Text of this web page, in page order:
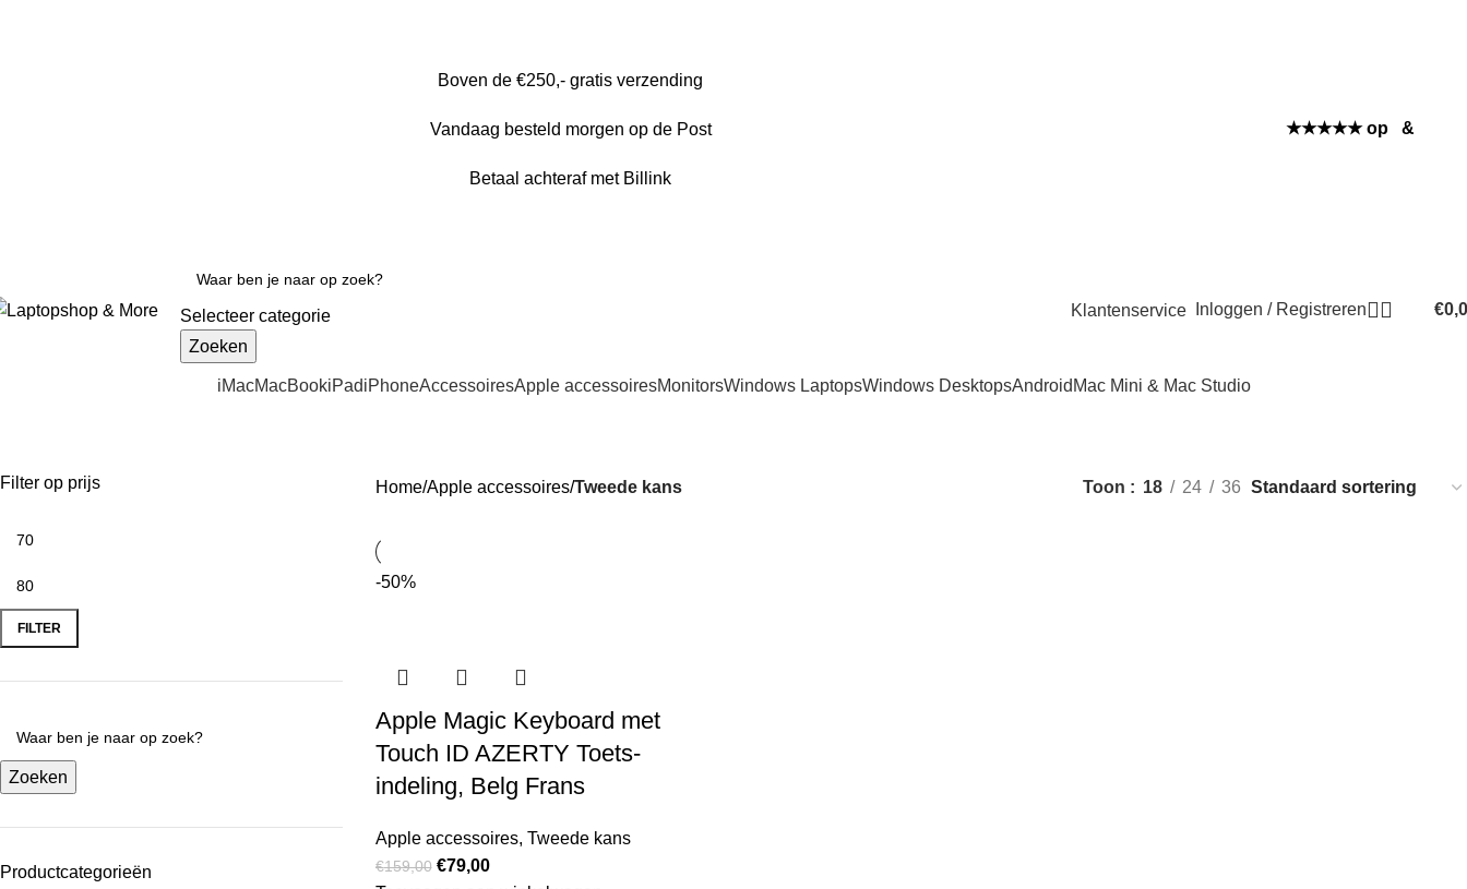
Boven de €250,- gratis verzending
Vandaag besteld morgen op de Post
Betaal achteraf met Billink
★★★★★ op &
Selecteer categorie
Zoeken
Klantenservice Inloggen / Registreren €
iMacMacBookiPadiPhoneAccessoiresApple accessoiresMonitorsWindows LaptopsWindows DesktopsAndroid Mac Mini & Mac Studio
Filter op prijs
FILTER
Zoeken
Productcategorieën
Home Apple accessoires Tweede kans Toon 18 24 36
-50%
Apple Magic Keyboard met
Touch ID AZERTY Toets-
indeling, Belg Frans
Apple accessoires, Tweede kans
€159,00 €79,00